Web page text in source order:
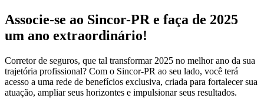
Associe-se ao Sincor-PR e faça de 2025
um ano extraordinário!
Corretor de seguros, que tal transformar 2025 no melhor ano da sua
trajetória profissional? Com o Sincor-PR ao seu lado, você terá
acesso a uma rede de benefícios exclusiva, criada para fortalecer sua
atuação, ampliar seus horizontes e impulsionar seus resultados.